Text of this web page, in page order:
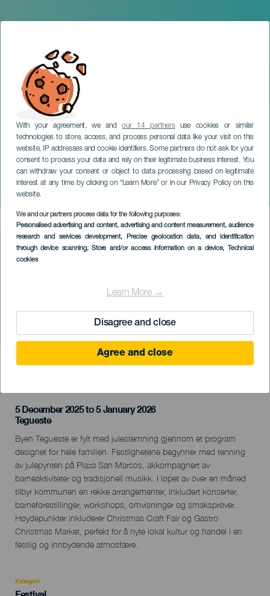
With your agreement, we andour 14 partnersuse cookies or similar
technologies to store, access, and process personal data like your visit on this
website, IP addresses and cookie identifiers. Some partners do not ask for your
consent to process your data and rely on their legitimate business interest. You
can withdraw your consent or object to data processing based on legitimate
interest at any time by clicking on “Learn More” or in our Privacy Policy on this
website.
We and our partners process data for the following purposes:
Personalised advertising and content, advertising and content measurement, audience
research and services development, Precise geolocation data, and identification
through device scanning, Store and/or access information on a device, Technical
cookies
Learn More →
Disagree and close
Agree and close
Opplev julen i Tegueste
TENERIFE
Imagen
Listado
5 December 2025 to 5 January 2026
Localidad
Tegueste
Descripción
del
evento
Byen Tegueste er fylt med julestemning gjennom et program
designet for hele familien. Festlighetene begynner med tenning
av julepynten på Plaza San Marcos, akkompagnert av
barneaktiviteter og tradisjonell musikk. I løpet av over en måned
tilbyr kommunen en rekke arrangementer, inkludert konserter,
barneforestillinger, workshops, omvisninger og smaksprøver.
Høydepunkter inkluderer Christmas Craft Fair og Gastro
Christmas Market, perfekt for å nyte lokal kultur og handel i en
festlig og innbydende atmosfære.
Kategori
Categoría